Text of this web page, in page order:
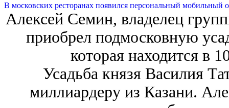
В московских ресторанах появился персональный мобильный
Алексей Семин, владелец
приобрел подмосковную
которая находится в
Усадьба князя Василия
миллиардеру из Казани.